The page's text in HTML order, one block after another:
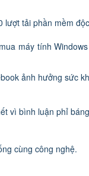
lượt tải phần mềm
máy tính
ảnh hưởng sức
vì bình luận phỉ
cùng công nghệ.